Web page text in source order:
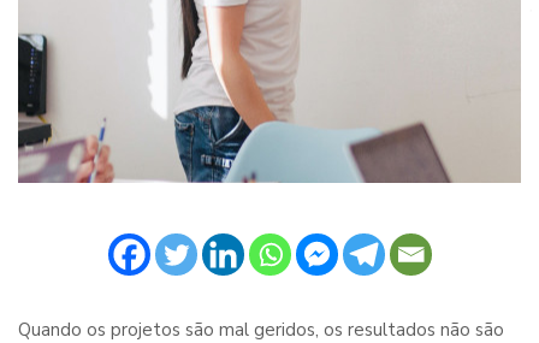
Quando os projetos são mal geridos, os resultados não são